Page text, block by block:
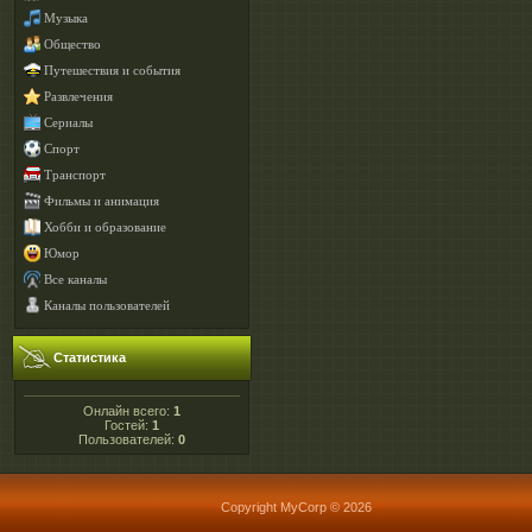
Музыка
Общество
Путешествия и события
Развлечения
Сериалы
Спорт
Транспорт
Фильмы и анимация
Хобби и образование
Юмор
Все каналы
Каналы пользователей
Статистика
Онлайн всего: 1
Гостей: 1
Пользователей: 0
Copyright MyCorp © 2026